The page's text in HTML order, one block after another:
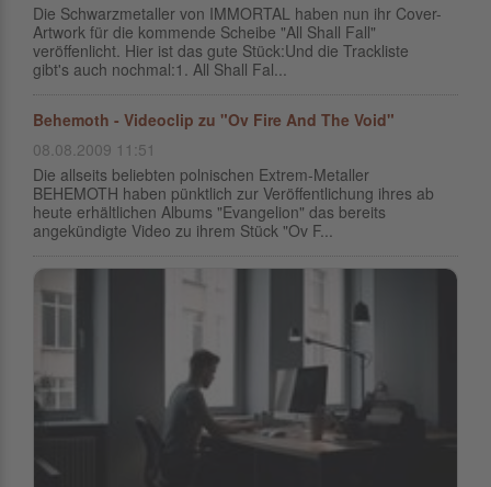
Die Schwarzmetaller von IMMORTAL haben nun ihr Cover-
Artwork für die kommende Scheibe "All Shall Fall"
veröffenlicht. Hier ist das gute Stück:Und die Trackliste
gibt's auch nochmal:1. All Shall Fal...
Behemoth - Videoclip zu "Ov Fire And The Void"
08.08.2009 11:51
Die allseits beliebten polnischen Extrem-Metaller
BEHEMOTH haben pünktlich zur Veröffentlichung ihres ab
heute erhältlichen Albums "Evangelion" das bereits
angekündigte Video zu ihrem Stück "Ov F...